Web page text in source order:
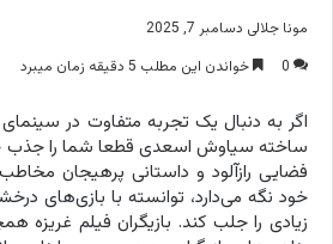
مونا جلالی دسامبر 7, 2025
0
خواندن این مطلب 5 دقیقه زمان میبرد
اگر به دنبال یک تجربه متفاوت در سینمای
ساخته سیاوش اسعدی قطعا شما را جذب
فضایی رازآلود و داستانی پرهیجان
خود نگه می‌دارد، توانسته با بازی‌های
زیادی را جلب کند. بازیگران فیلم غریزه